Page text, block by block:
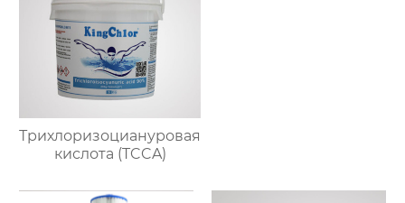
Трихлоризоциануровая
кислота (TCCA)